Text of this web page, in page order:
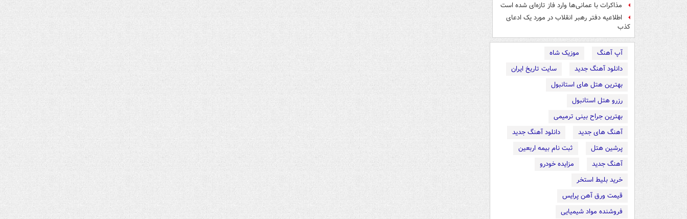
مذاکرات با عمانی‌ها وارد فاز تازه‌ای شده است
اطلاعیه دفتر رهبر انقلاب در مورد یک ادعای
کذب
آپ آهنگ
موزیک شاه
دانلود آهنگ جدید
سایت تاریخ ایران
بهترین هتل های استانبول
رزرو هتل استانبول
بهترین جراح بینی ترمیمی
آهنگ های جدید
دانلود آهنگ جدید
پرشین هتل
ثبت نام بیمه اربعین
آهنگ جدید
مزایده خودرو
خرید بلیط استخر
قیمت ورق آهن پرایس
فروشنده مواد شیمیایی